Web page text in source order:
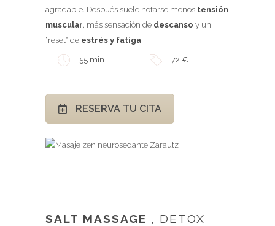
agradable. Después suele notarse menos tensión
muscular, más sensación de descanso y un
“reset” de estrés y fatiga.
55 min 72 €
RESERVA TU CITA
SALT MASSAGE , DETOX